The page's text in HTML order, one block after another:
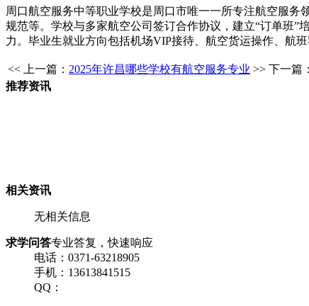
周口航空服务中等职业学校是周口市唯一一所专注航空服
规范等。学校与多家航空公司签订合作协议，建立“订单班
力。毕业生就业方向包括机场VIP接待、航空货运操作、航
<< 上一篇： 2025年许昌哪些学校有航空服务专业 >> 下一篇：
推荐资讯
相关资讯
无相关信息
求学问答专业答复，快速响应
电话：0371-63218905
手机：13613841515
QQ：